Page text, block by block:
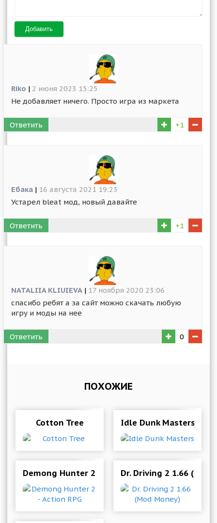
Добавить
Riko | 2 июня 2023 15:25
Не добавляет ничего. Просто игра из маркета
Ответить +1
Ебака | 16 августа 2021 19:23
Устарел bleat мод, новый давайте
Ответить +1
NATALIIA KLIUIEVA | 17 ноября 2020 23:06
спасибо ребят а за сайт можно скачать любую
игру и моды на нее
Ответить 0
ПОХОЖИЕ
Cotton Tree Idle Dunk Masters
Demong Hunter 2 - Action RPGDr. Driving 2 1.66 (Mod